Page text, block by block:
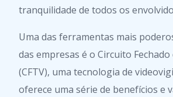
tranquilidade de todos os
Uma das ferramentas mais
das empresas é o Circuito
(CFTV), uma tecnologia de
oferece uma série de benefícios e